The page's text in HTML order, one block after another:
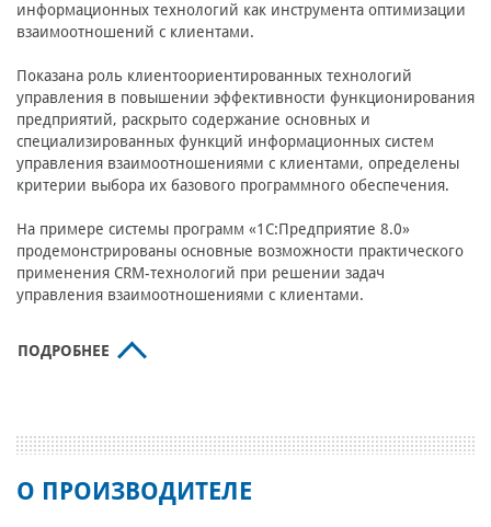
информационных технологий как инструмента оптимизации
взаимоотношений с клиентами.
Показана роль клиентоориентированных технологий
управления в повышении эффективности функционирования
предприятий, раскрыто содержание основных и
специализированных функций информационных систем
управления взаимоотношениями с клиентами, определены
критерии выбора их базового программного обеспечения.
На примере системы программ «1С:Предприятие 8.0»
продемонстрированы основные возможности практического
применения CRM-технологий при решении задач
управления взаимоотношениями с клиентами.
ПОДРОБНЕЕ
О ПРОИЗВОДИТЕЛЕ